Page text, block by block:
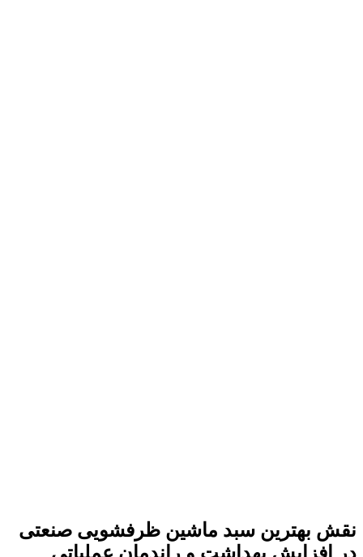
نقش بهترین سبد ماشین ظرفشویی صنعتی
در افزایش بهداشت و راندمان عملیاتی